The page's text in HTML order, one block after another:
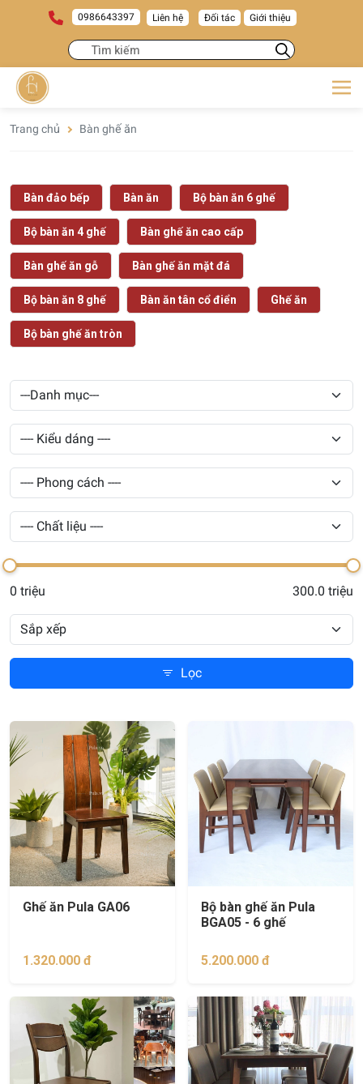
0986643397 Liên hệ Đối tác Giới thiệu
Trang chủ Bàn ghế ăn
Bàn đảo bếp Bàn ăn Bộ bàn ăn 6 ghế
Bộ bàn ăn 4 ghế Bàn ghế ăn cao cấp
Bàn ghế ăn gỗ Bàn ghế ăn mặt đá
Bộ bàn ăn 8 ghế Bàn ăn tân cổ điển Ghế ăn
Bộ bàn ghế ăn tròn
0 triệu 300.0 triệu
Lọc
Ghế ăn Pula GA06
1.320.000 đ
Bộ bàn ghế ăn Pula
BGA05 - 6 ghế
5.200.000 đ